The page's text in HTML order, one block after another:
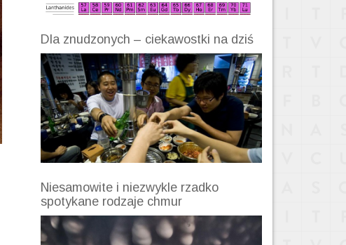
Dla znudzonych – ciekawostki na dziś
Niesamowite i niezwykle rzadko
spotykane rodzaje chmur